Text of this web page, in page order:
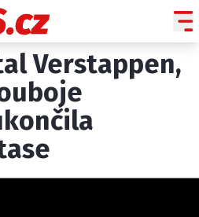
PRIX
LINE
Verstappen,